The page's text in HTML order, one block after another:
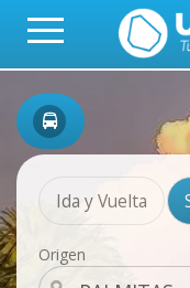
Ida y Vuelta
Origen